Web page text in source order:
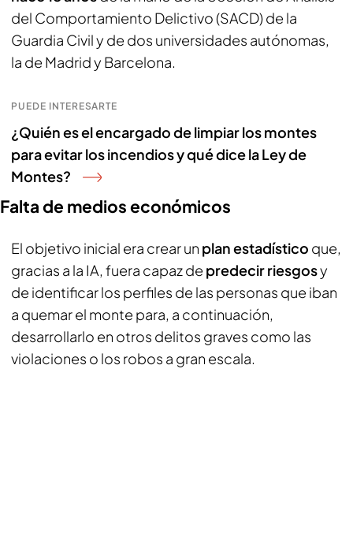
del Comportamiento Delictivo (SACD) de la
Guardia Civil y de dos universidades autónomas,
la de Madrid y Barcelona.
PUEDE INTERESARTE
¿Quién es el encargado de limpiar los montes
para evitar los incendios y qué dice la Ley de
Montes?
Falta de medios económicos
El objetivo inicial era crear un plan estadístico que,
gracias a la IA, fuera capaz de predecir riesgosy
de identificar los perfiles de las personas que iban
a quemar el monte para, a continuación,
desarrollarlo en otros delitos graves como las
violaciones o los robos a gran escala.